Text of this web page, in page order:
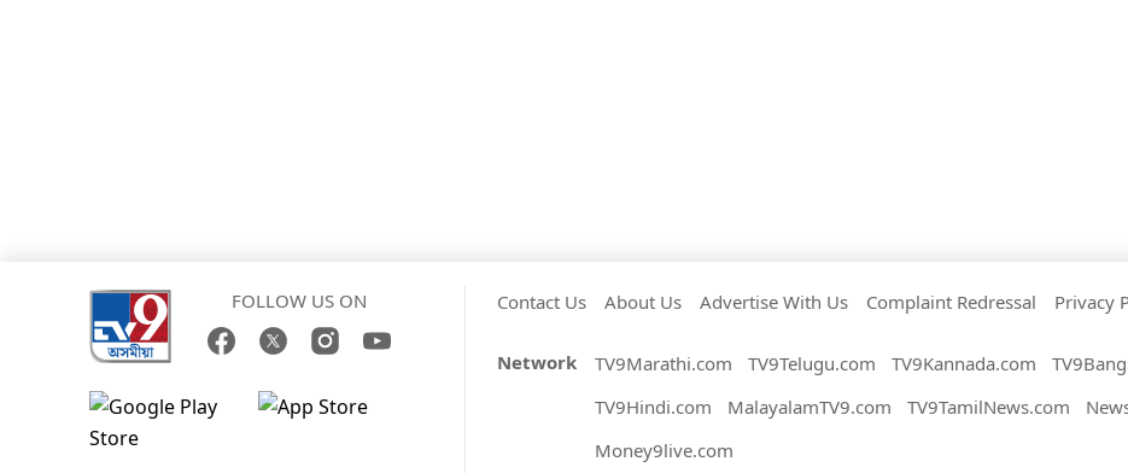
FOLLOW US ON Contact Us About Us Advertise With Us Complaint Redressal Privacy
Network TV9Marathi.com TV9Telugu.com TV9Kannada.com
TV9Hindi.com
MalayalamTV9.com TV9TamilNews.com
Money9live.com